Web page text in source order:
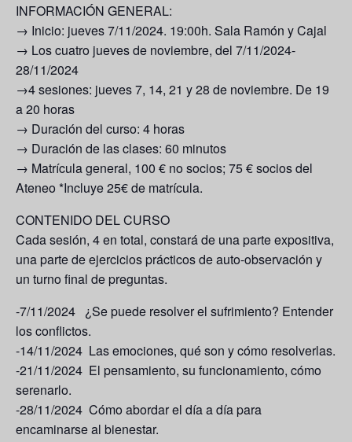
INFORMACIÓN GENERAL:
→ Inicio: jueves 7/11/2024. 19:00h. Sala Ramón y Cajal
→ Los cuatro jueves de noviembre, del 7/11/2024-
28/11/2024
→4 sesiones: jueves 7, 14, 21 y 28 de noviembre. De 19
a 20 horas
→ Duración del curso: 4 horas
→ Duración de las clases: 60 minutos
→ Matrícula general, 100 € no socios; 75 € socios del
Ateneo *Incluye 25€ de matrícula.
CONTENIDO DEL CURSO
Cada sesión, 4 en total, constará de una parte expositiva,
una parte de ejercicios prácticos de auto-observación y
un turno final de preguntas.
-7/11/2024 ¿Se puede resolver el sufrimiento? Entender
los conflictos.
-14/11/2024 Las emociones, qué son y cómo resolverlas.
-21/11/2024 El pensamiento, su funcionamiento, cómo
serenarlo.
-28/11/2024 Cómo abordar el día a día para
encaminarse al bienestar.